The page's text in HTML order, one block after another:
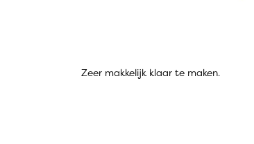
Zeer makkelijk klaar te maken.